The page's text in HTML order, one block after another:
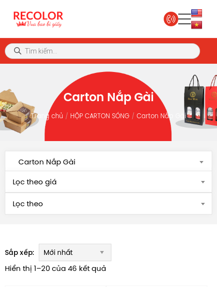
Carton Nắp Gài
Trang chủ HỘP CARTON SÓNG Carton Nắp Gài
Carton Nắp Gài
Lọc theo giá
Lọc theo
Hiển thị 1–20 của 46 kết quả
Sắp xếp: